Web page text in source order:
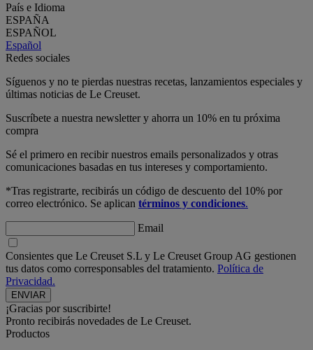
País e Idioma
ESPAÑA
ESPAÑOL
Español
Redes sociales
Síguenos y no te pierdas nuestras recetas, lanzamientos especiales y
últimas noticias de Le Creuset.
Suscríbete a nuestra newsletter y ahorra un 10% en tu próxima
compra
Sé el primero en recibir nuestros emails personalizados y otras
comunicaciones basadas en tus intereses y comportamiento.
*Tras registrarte, recibirás un código de descuento del 10% por
correo electrónico. Se aplican términos y condiciones.
Email
Consientes que Le Creuset S.L y Le Creuset Group AG gestionen
tus datos como corresponsables del tratamiento. Política de
Privacidad.
¡Gracias por suscribirte!
Pronto recibirás novedades de Le Creuset.
Productos